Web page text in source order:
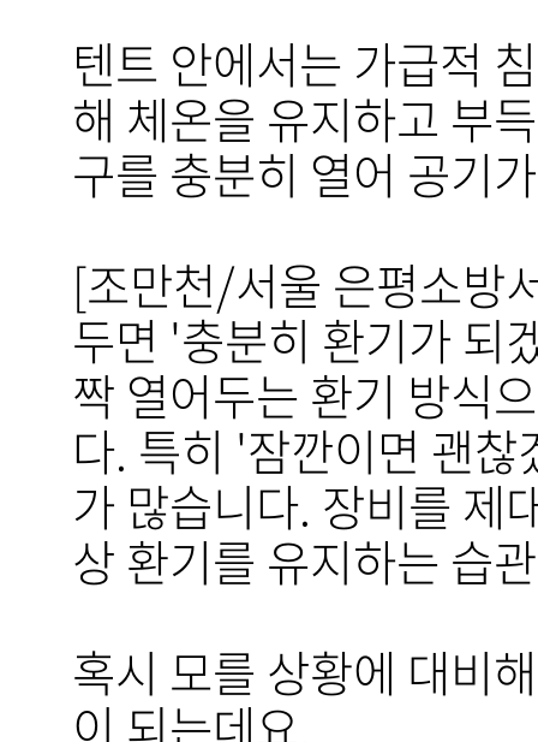
텐트 안에서는 가급적
해 체온을 유지하고 부
구를 충분히 열어 공기
[조만천/서울 은평소방
두면 '충분히 환기가 되
짝 열어두는 환기 방식
다. 특히 '잠깐이면 괜
가 많습니다. 장비를 제
상 환기를 유지하는 습
혹시 모를 상황에 대비
이 되는데요.